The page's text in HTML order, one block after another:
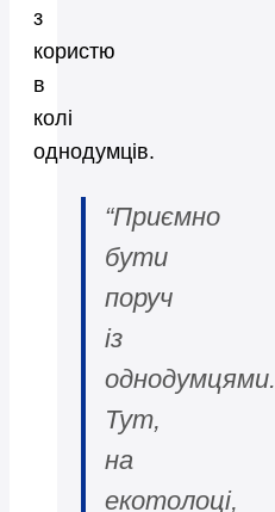
з
користю
в
колі
однодумців.
“Приємно
бути
поруч
із
однодумцями.
Тут,
на
екотолоці,